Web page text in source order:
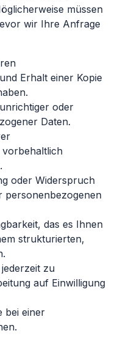
müssen
wir Ihre Anfrage
Erhalt einer Kopie
oder
Daten.
vorbehaltlich
oder Widerspruch
personenbezogenen
das es Ihnen
strukturierten,
zu
auf Einwilligung
bei einer